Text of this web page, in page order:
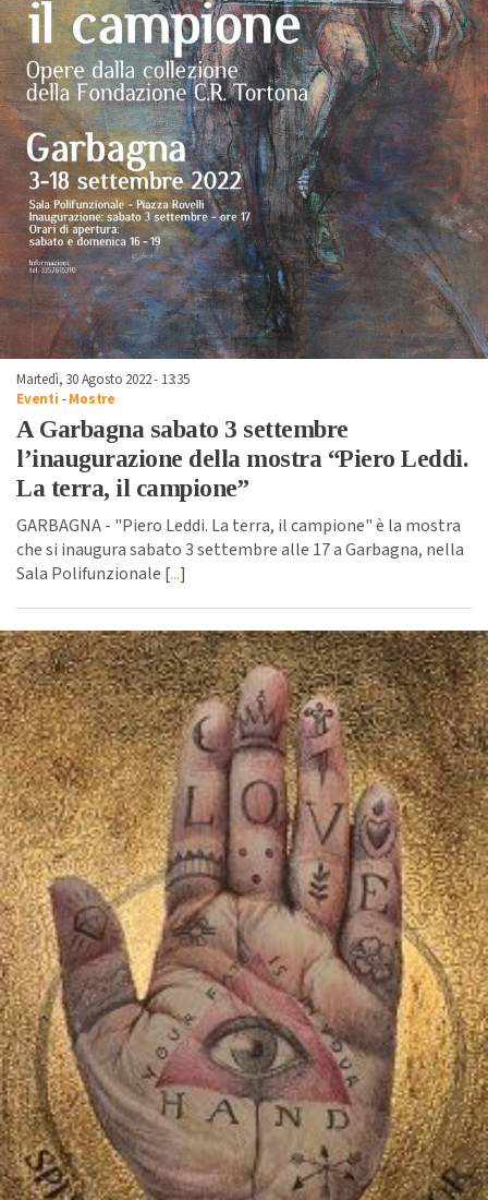
Martedì, 30 Agosto 2022 - 13:35
Eventi -Mostre
A Garbagna sabato 3 settembre
l’inaugurazione della mostra “Piero Leddi.
La terra, il campione”
GARBAGNA - "Piero Leddi. La terra, il campione" è la mostra
che si inaugura sabato 3 settembre alle 17 a Garbagna, nella
Sala Polifunzionale [...]